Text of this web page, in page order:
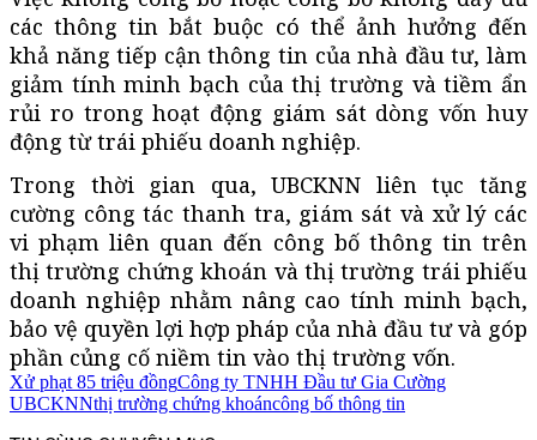
các thông tin bắt buộc có thể ảnh hưởng đến
khả năng tiếp cận thông tin của nhà đầu tư, làm
giảm tính minh bạch của thị trường và tiềm ẩn
rủi ro trong hoạt động giám sát dòng vốn huy
động từ trái phiếu doanh nghiệp.
Trong thời gian qua, UBCKNN liên tục tăng
cường công tác thanh tra, giám sát và xử lý các
vi phạm liên quan đến công bố thông tin trên
thị trường chứng khoán và thị trường trái phiếu
doanh nghiệp nhằm nâng cao tính minh bạch,
bảo vệ quyền lợi hợp pháp của nhà đầu tư và góp
phần củng cố niềm tin vào thị trường vốn.
Xử phạt 85 triệu đồngCông ty TNHH Đầu tư Gia Cường
UBCKNNthị trường chứng khoáncông bố thông tin